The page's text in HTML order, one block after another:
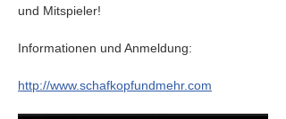
und Mitspieler!
Informationen und Anmeldung:
http://www.schafkopfundmehr.com